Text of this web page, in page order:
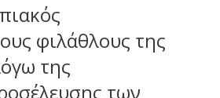
φιλάθλους της
της
των